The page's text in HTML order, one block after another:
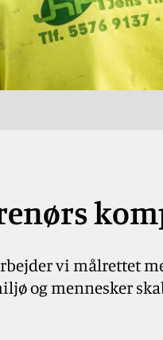
vi målrettet
og mennesker